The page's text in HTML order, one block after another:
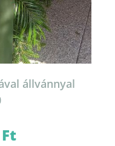
állvánnyal
Ft